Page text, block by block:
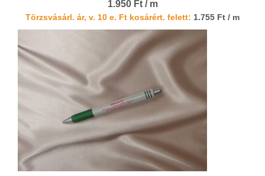
1.950 Ft / m
Törzsvásárl. ár, v. 10 e. Ft kosárért. felett: 1.755 Ft / m